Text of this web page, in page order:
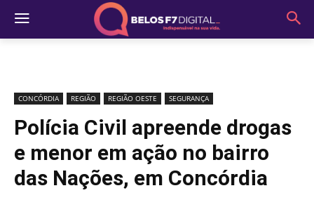
CONCÓRDIA REGIÃO REGIÃO OESTE SEGURANÇA
Polícia Civil apreende drogas
e menor em ação no bairro
das Nações, em Concórdia